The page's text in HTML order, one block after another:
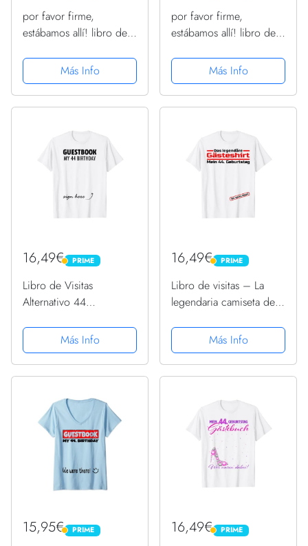
por favor firme,
estábamos allí! libro de
cumpleaños Camiseta
Manga Raglan
Más Info
por favor firme,
estábamos allí! libro de
cumpleaños Camiseta
Más Info
16,49€ PRIME
PRIME
Libro de Visitas
Alternativo 44
Decoraciones Para Él
Ella Camiseta
Más Info
16,49€ PRIME
PRIME
Libro de visitas – La
legendaria camiseta de
cumpleaños – Fun
Camiseta
Más Info
15,95€ PRIME
PRIME 16,49€ PRIME
PRIME